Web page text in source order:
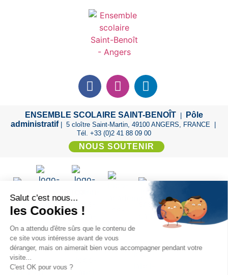
ENSEMBLE SCOLAIRE SAINT-BENOÎT
Pôle
administratif
| 5 cloître Saint-Martin, 49100 ANGERS, FRANCE |
Tél. +33 (0)2 41 88 09 00
NOUS SOUTENIR